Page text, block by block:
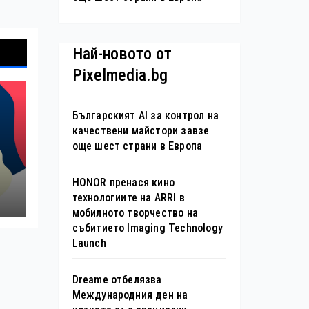
Най-новото от
Pixelmedia.bg
Българският AI за контрол на
качествени майстори завзе
още шест страни в Европа
HONOR пренася кино
технологиите на ARRI в
мобилното творчество на
събитието Imaging Technology
Launch
Dreame отбелязва
Международния ден на